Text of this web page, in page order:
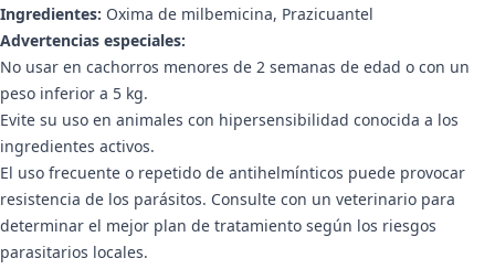
Ingredientes: Oxima de milbemicina, Prazicuantel
Advertencias especiales:
No usar en cachorros menores de 2 semanas de edad o con un
peso inferior a 5 kg.
Evite su uso en animales con hipersensibilidad conocida a los
ingredientes activos.
El uso frecuente o repetido de antihelmínticos puede provocar
resistencia de los parásitos. Consulte con un veterinario para
determinar el mejor plan de tratamiento según los riesgos
parasitarios locales.